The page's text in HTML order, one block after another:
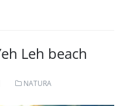
Leh beach
NATURA